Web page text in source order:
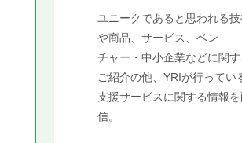
ユニークであると思われる
や商品、サービス、ベン
チャー・中小企業などに関す
ご紹介の他、YRIが行ってい
支援サービスに関する情報
信。